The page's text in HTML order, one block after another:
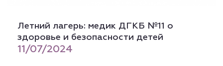
Летний лагерь: медик ДГКБ №11 о
здоровье и безопасности детей
11/07/2024